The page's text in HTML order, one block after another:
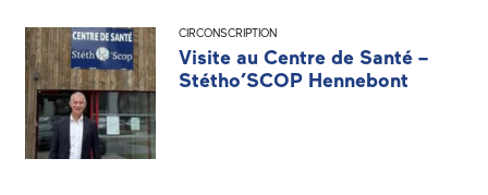
CIRCONSCRIPTION
Visite au Centre de Santé –
Stétho’SCOP Hennebont